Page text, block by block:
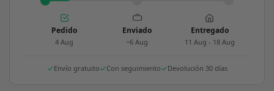
Pedido
4 Aug
Enviado
~6 Aug
Entregado
11 Aug - 18 Aug
Envío gratuito Con seguimiento Devolución 30 días